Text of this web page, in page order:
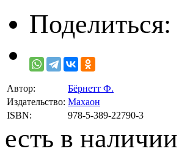
Поделиться:
Автор:
Бёрнетт Ф.
Издательство: Махаон
ISBN:
978-5-389-22790-3
есть в наличии